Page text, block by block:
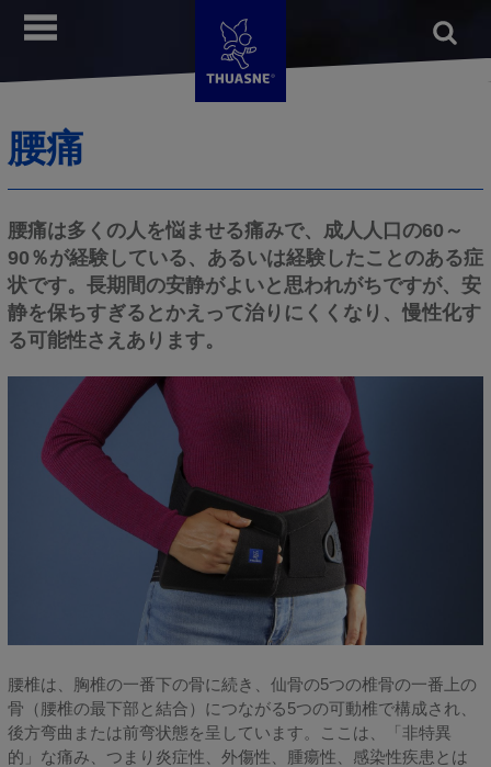
テ
ン
ツ
に
移
動
Open
form メニュー 検索
腰痛
腰痛は多くの人を悩ませる痛みで、成人人口の60～
90％が経験している、あるいは経験したことのある症
状です。長期間の安静がよいと思われがちですが、安
静を保ちすぎるとかえって治りにくくなり、慢性化す
る可能性さえあります。
腰椎は、胸椎の一番下の骨に続き、仙骨の5つの椎骨の一番上の
骨（腰椎の最下部と結合）につながる5つの可動椎で構成され、
後方弯曲または前弯状態を呈しています。ここは、「非特異
的」な痛み、つまり炎症性、外傷性、腫瘍性、感染性疾患とは